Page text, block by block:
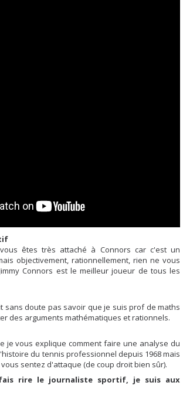
êtes très attaché à Connors car c'est un
objectivement, rationnellement, rien ne vous
Connors est le meilleur joueur de tous les
sans doute pas savoir que je suis prof de maths
des arguments mathématiques et rationnels.
je vous explique comment faire une analyse du
du tennis professionnel depuis 1968 mais
sentez d'attaque (de coup droit bien sûr).
rire le journaliste sportif, je suis aux